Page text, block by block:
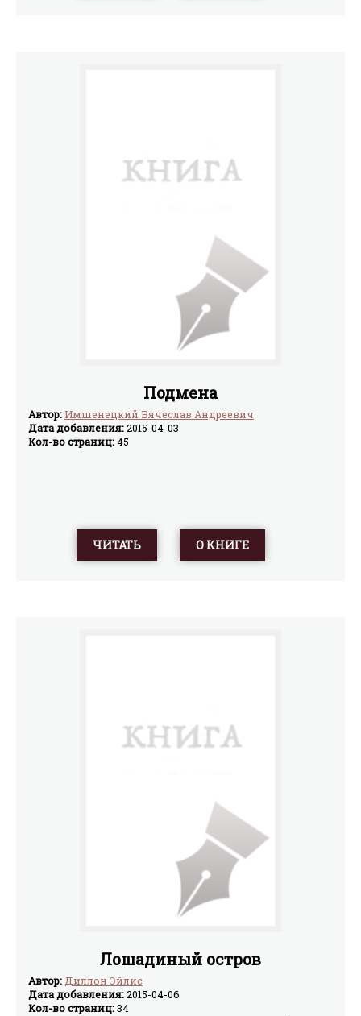
Подмена
Автор:Имшенецкий Вячеслав Андреевич
Дата добавления:2015-04-03
Кол-во страниц:45
ЧИТАТЬ О КНИГЕ
Лошадиный остров
Автор: Диллон Эйлис
Дата добавления:2015-04-06
Кол-во страниц:34